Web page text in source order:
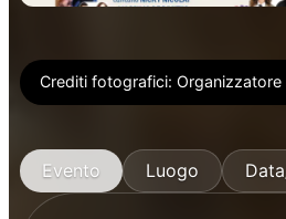
Crediti fotografici: Organizzatore
Evento Luogo